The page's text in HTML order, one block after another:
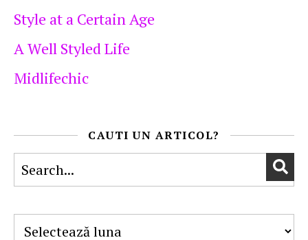
Style at a Certain Age
A Well Styled Life
Midlifechic
CAUTI UN ARTICOL?
Arhive